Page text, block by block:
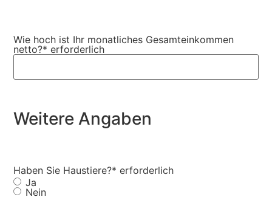
Wie hoch ist Ihr monatliches Gesamteinkommen
netto?* erforderlich
Weitere Angaben
Haben Sie Haustiere?* erforderlich
Ja
Nein